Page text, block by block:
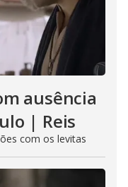
ausência
| Reis
com os levitas